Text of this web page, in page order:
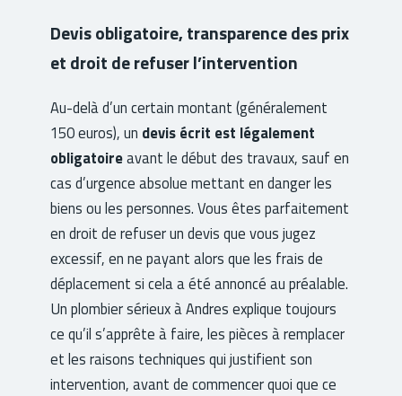
Devis obligatoire, transparence des prix
et droit de refuser l’intervention
Au-delà d’un certain montant (généralement
150 euros), un devis écrit est légalement
obligatoireavant le début des travaux, sauf en
cas d’urgence absolue mettant en danger les
biens ou les personnes. Vous êtes parfaitement
en droit de refuser un devis que vous jugez
excessif, en ne payant alors que les frais de
déplacement si cela a été annoncé au préalable.
Un plombier sérieux à Andres explique toujours
ce qu’il s’apprête à faire, les pièces à remplacer
et les raisons techniques qui justifient son
intervention, avant de commencer quoi que ce